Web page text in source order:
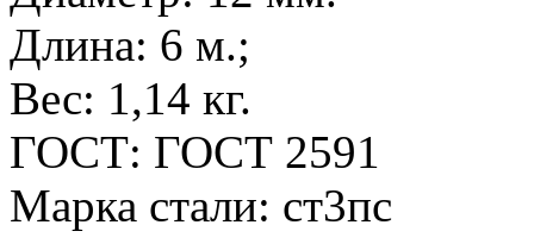
Длина: 6 м.;
Вес: 1,14 кг.
ГОСТ: ГОСТ 2591
Марка стали: ст3пс